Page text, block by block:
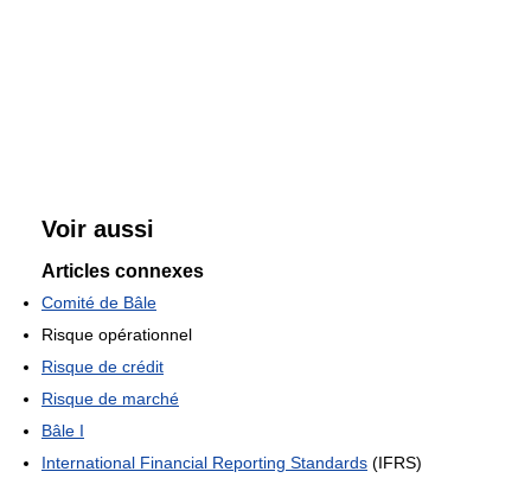
Voir aussi
Articles connexes
Comité de Bâle
Risque opérationnel
Risque de crédit
Risque de marché
Bâle I
International Financial Reporting Standards (IFRS)